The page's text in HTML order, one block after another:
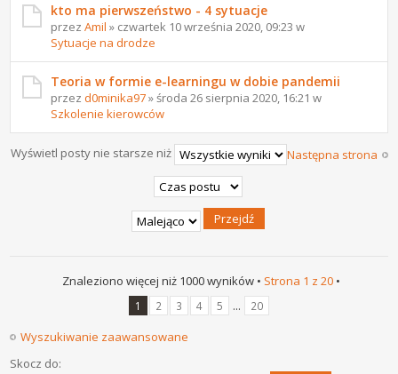
kto ma pierwszeństwo - 4 sytuacje
przezAmil » czwartek 10 września 2020, 09:23 w
Sytuacje na drodze
Teoria w formie e-learningu w dobie pandemii
przezd0minika97» środa 26 sierpnia 2020, 16:21 w
Szkolenie kierowców
Następna strona
Wyświetl posty nie starsze niż
Znaleziono więcej niż 1000 wyników • Strona 1 z 20 •
1 2 3 4 5 ... 20
Wyszukiwanie zaawansowane
Skocz do: